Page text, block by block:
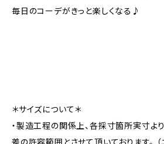
毎日のコーデがきっと楽しくなる♪
＊サイズについて＊
・製造工程の関係上、各採寸箇所実寸よ
差の許容範囲とさせて頂いております。